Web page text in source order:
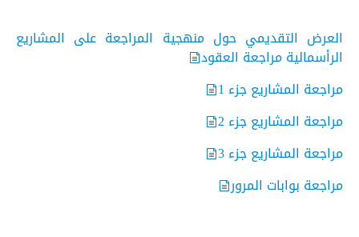
العرض التقديمي حول منهجية المراجعة على المشاريع
الرأسماليةمراجعة العقود
مراجعة المشاريع جزء 1
مراجعة المشاريع جزء 2
مراجعة المشاريع جزء 3
مراجعة بوابات المرور